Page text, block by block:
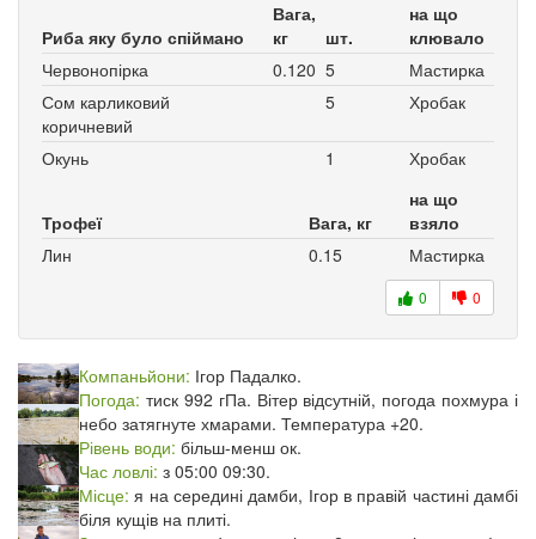
Риба яку було спіймано
Вага,
кг
шт.
на що
клювало
Червонопірка
0.120 5
Мастирка
Сом карликовий
коричневий
5 Хробак
Окунь 1 Хробак
Трофеї Вага, кг
на що
взяло
Лин
0.15 Мастирка
0 0
Компаньйони: Ігор Падалко.
Погода: тиск 992 гПа. Вітер відсутній, погода похмура і
небо затягнуте хмарами. Температура +20.
Рівень води: більш-менш ок.
Час ловлі: з 05:00 09:30.
Місце: я на середині дамби, Ігор в правій частині дамбі
біля кущів на плиті.